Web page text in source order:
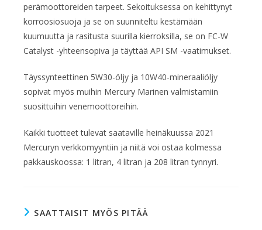
perämoottoreiden tarpeet. Sekoituksessa on kehittynyt
korroosiosuoja ja se on suunniteltu kestämään
kuumuutta ja rasitusta suurilla kierroksilla, se on FC-W
Catalyst -yhteensopiva ja täyttää API SM -vaatimukset.
Täyssynteettinen 5W30-öljy ja 10W40-mineraaliöljy
sopivat myös muihin Mercury Marinen valmistamiin
suosittuihin venemoottoreihin.
Kaikki tuotteet tulevat saataville heinäkuussa 2021
Mercuryn verkkomyyntiin ja niitä voi ostaa kolmessa
pakkauskoossa: 1 litran, 4 litran ja 208 litran tynnyri.
SAATTAISIT MYÖS PITÄÄ